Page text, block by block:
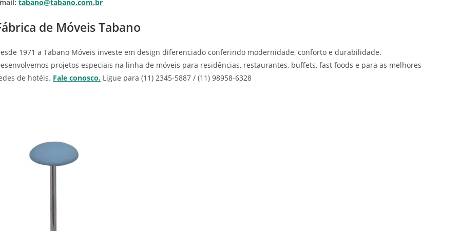
tabano@tabano.com.br
de Móveis Tabano
1971 a Tabano Móveis investe em design diferenciado conferindo modernidade, conforto e durabilidade.
projetos especiais na linha de móveis para residências, restaurantes, buffets, fast foods e para as melhores
de hotéis. Fale conosco. Ligue para (11) 2345-5887 / (11) 98958-6328